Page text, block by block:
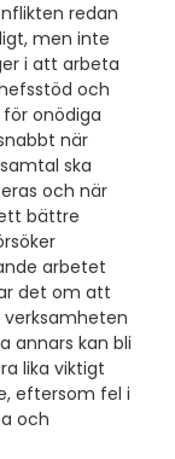
redan
men inte
i att arbeta
och
onödiga
när
ska
och när
bättre
arbetet
det om att
annars kan bli
lika viktigt
eftersom fel i
och